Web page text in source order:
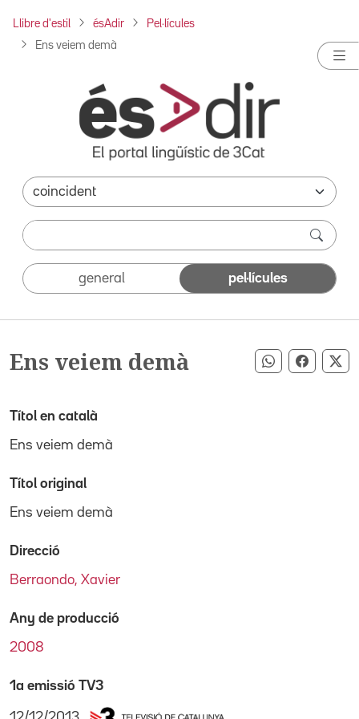
Llibre d'estil ésAdir Pel·lícules
Ens veiem demà
general pel·lícules
Ens veiem demà Compartir
Títol en català
Ens veiem demà
Títol original
Ens veiem demà
Direcció
Berraondo, Xavier
Any de producció
2008
1a emissió TV3